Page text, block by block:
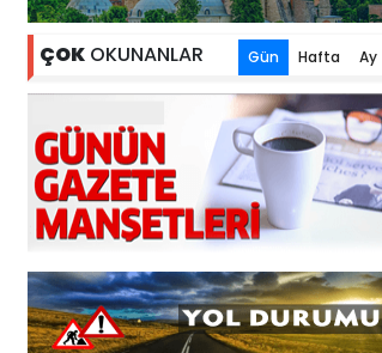
ÇOK OKUNANLAR Gün Hafta Ay